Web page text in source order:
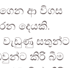
ආ විගස
දෙයකි.
වැඩුණු සතුන්ට
කිරි බීම